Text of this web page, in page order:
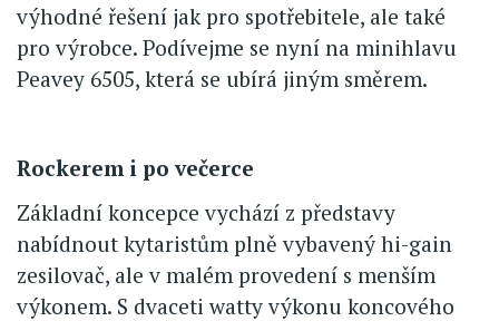
výhodné řešení jak pro spotřebitele, ale také
pro výrobce. Podívejme se nyní na minihlavu
Peavey 6505, která se ubírá jiným směrem.
Rockerem i po večerce
Základní koncepce vychází z představy
nabídnout kytaristům plně vybavený hi-gain
zesilovač, ale v malém provedení s menším
výkonem. S dvaceti watty výkonu koncového